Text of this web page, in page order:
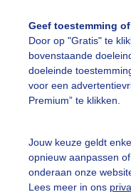
Geef toestemming
Door op "Gratis" te
bovenstaande
doeleinde
voor een
Premium” te klikken.
Jouw keuze geldt
opnieuw aanpassen
onderaan onze
Lees meer in ons
vragen